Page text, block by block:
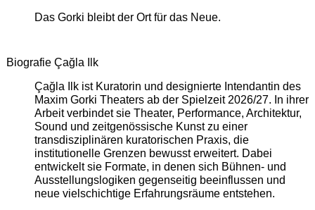
Das Gorki bleibt der Ort für das Neue.
Biografie Çağla Ilk
Çağla Ilk ist Kuratorin und designierte Intendantin des
Maxim Gorki Theaters ab der Spielzeit 2026/27. In ihrer
Arbeit verbindet sie Theater, Performance, Architektur,
Sound und zeitgenössische Kunst zu einer
transdisziplinären kuratorischen Praxis, die
institutionelle Grenzen bewusst erweitert. Dabei
entwickelt sie Formate, in denen sich Bühnen- und
Ausstellungslogiken gegenseitig beeinflussen und
neue vielschichtige Erfahrungsräume entstehen.